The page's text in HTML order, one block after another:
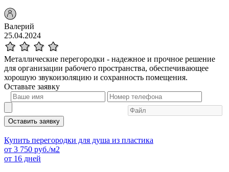
Валерий
25.04.2024
Металлические перегородки - надежное и прочное решение
для организации рабочего пространства, обеспечивающее
хорошую звукоизоляцию и сохранность помещения.
Оставьте заявку
Оставить заявку
Купить перегородки для душа из пластика
от 3 750 руб./м2
от 16 дней